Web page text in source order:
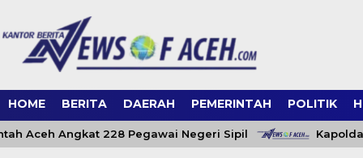
HOME BERITA DAERAH PEMERINTAH POLITIK
Aceh Angkat 228 Pegawai Negeri Sipil